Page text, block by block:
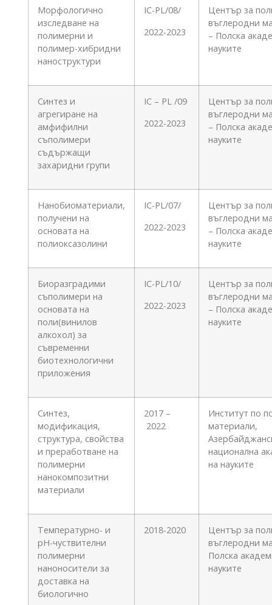
Морфологично
изследване на
полимерни и
полимер-хибридни
наноструктури
IC-PL/08/
2022-2023
Център за
въглеродни
– Полска
науките
Синтез и
агрегиране на
амфифилни
съполимери
съдържащи
захаридни групи
IC – PL /09
2022-2023
Център за
въглеродни
– Полска
науките
Нанобиоматериали,
получени на
основата на
полиоксазолини
IC-PL/07/
2022-2023
Център за
въглеродни
– Полска
науките
Биоразградими
съполимери на
основата на
поли(винилов
алкохол) за
съвременни
биотехнологични
приложения
IC-PL/10/
2022-2023
Център за
въглеродни
– Полска
науките
Синтез,
модификация,
структура, свойства
и преработване на
полимерни
нанокомпозитни
материали
2017 –
2022
Институт по
материали,
национална
на науките
Температурно- и
рН-чуствителни
полимерни
наноносители за
доставка на
биологично
2018-2020
Център за
въглеродни
Полска
науките